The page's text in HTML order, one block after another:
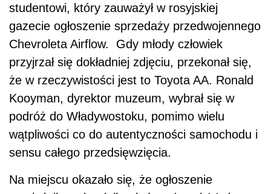
studentowi, który zauważył w rosyjskiej
gazecie ogłoszenie sprzedaży przedwojennego
Chevroleta Airflow. Gdy młody człowiek
przyjrzał się dokładniej zdjęciu, przekonał się,
że w rzeczywistości jest to Toyota AA. Ronald
Kooyman, dyrektor muzeum, wybrał się w
podróż do Władywostoku, pomimo wielu
wątpliwości co do autentyczności samochodu i
sensu całego przedsięwzięcia.
Na miejscu okazało się, że ogłoszenie